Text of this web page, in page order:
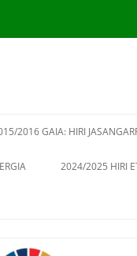
2016 GAIA: HIRI
2024/2025 HIRI